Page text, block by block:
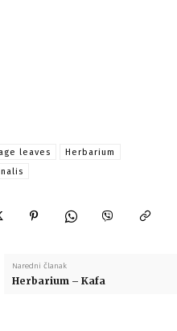
leaves
Herbarium
Naredni članak
Herbarium – Kafa